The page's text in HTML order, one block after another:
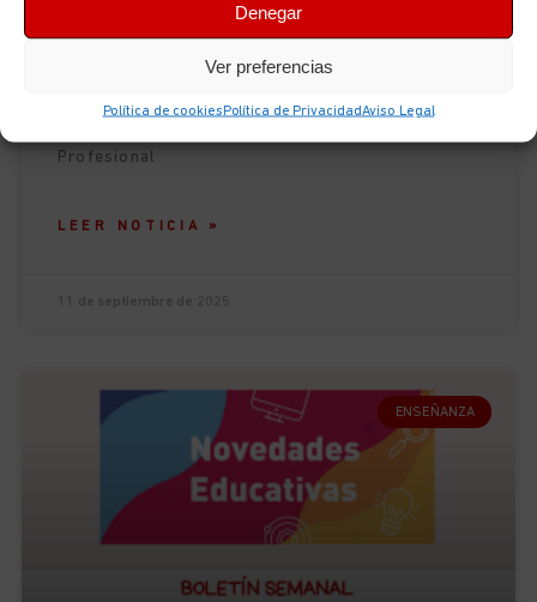
Denegar
Ver preferencias
Política de cookies Política de PrivacidadAviso Legal
El boletín de Novedades educativas de UGT
Servicios Públicos recopila semanalmente las
Profesional
LEER NOTICIA »
ENSEÑANZA